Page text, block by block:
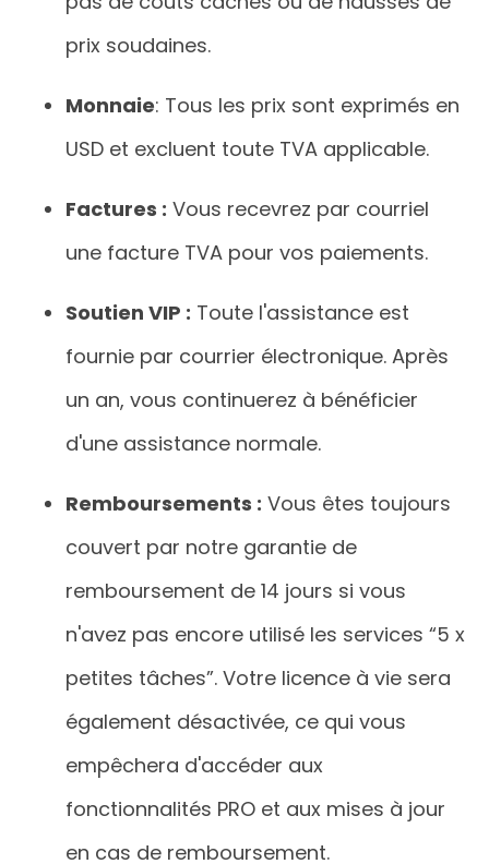
prix soudaines.
Monnaie: Tous les prix sont exprimés en
USD et excluent toute TVA applicable.
Factures : Vous recevrez par courriel
une facture TVA pour vos paiements.
Soutien VIP : Toute l'assistance est
fournie par courrier électronique. Après
un an, vous continuerez à bénéficier
d'une assistance normale.
Remboursements : Vous êtes toujours
couvert par notre garantie de
remboursement de 14 jours si vous
n'avez pas encore utilisé les services “5 x
petites tâches”. Votre licence à vie sera
également désactivée, ce qui vous
empêchera d'accéder aux
fonctionnalités PRO et aux mises à jour
en cas de remboursement.